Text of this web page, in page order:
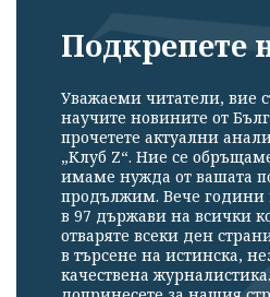
Подкрепете
Уважаеми читатели, вие
научите новините от
прочетете актуални
„Клуб Z“. Ние се
имаме нужда от вашата
продължим. Вече години
в 97 държави на всички
отваряте всеки ден
в търсене на истинска,
качествена